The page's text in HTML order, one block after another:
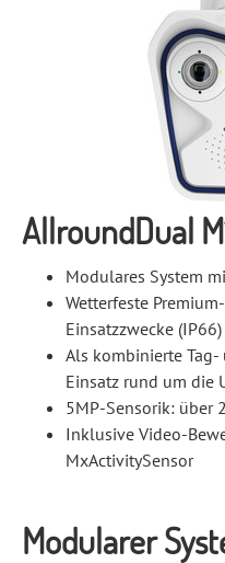
AllroundDual
Modulares System
Wetterfeste
Einsatzzwecke (IP66)
Als kombinierte
Einsatz rund um die
5MP-Sensorik: über
Inklusive Video-
MxActivitySensor
Modularer